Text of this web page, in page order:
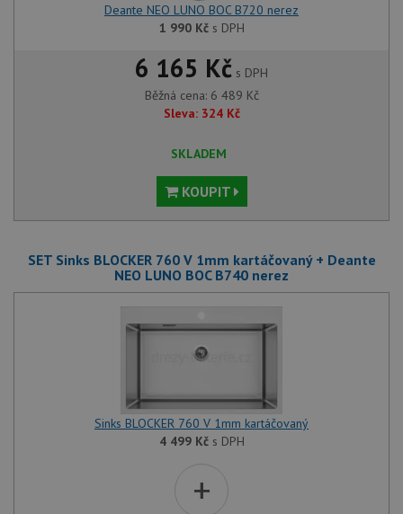
Deante NEO LUNO BOC B720 nerez
1 990 Kčs DPH
6 165 Kč s DPH
Běžná cena: 6 489 Kč
Sleva: 324 Kč
SKLADEM
KOUPIT
SET Sinks BLOCKER 760 V 1mm kartáčovaný + Deante
NEO LUNO BOC B740 nerez
Sinks BLOCKER 760 V 1mm kartáčovaný
4 499 Kčs DPH
+